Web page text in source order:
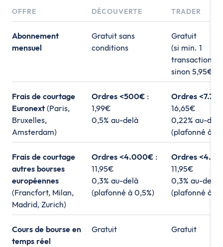
OFFRE DÉCOUVERTE TRADER
Abonnement
mensuel
Gratuit sans
conditions
Gratuit
(si min. 1
transaction/
sinon 5,95€/
Frais de courtage
Euronext (Paris,
Bruxelles,
Amsterdam)
Ordres <500€ :
1,99€
0,5% au-delà
Ordres
16,65€
0,22% au-delà
(plafonné à
Frais de courtage
autres bourses
européennes
(Francfort, Milan,
Madrid, Zurich)
Ordres <4.000€ :
11,95€
0,3% au-delà
(plafonné à 0,5%)
Ordres
11,95€
0,3% au-delà
(plafonné à
Cours de bourse en
temps réel
Gratuit Gratuit